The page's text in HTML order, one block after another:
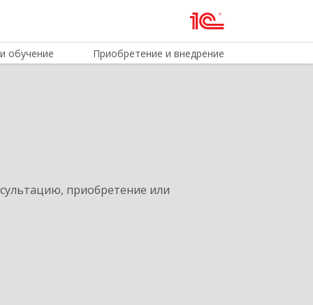
обучение Приобретение и внедрение
приобретение или